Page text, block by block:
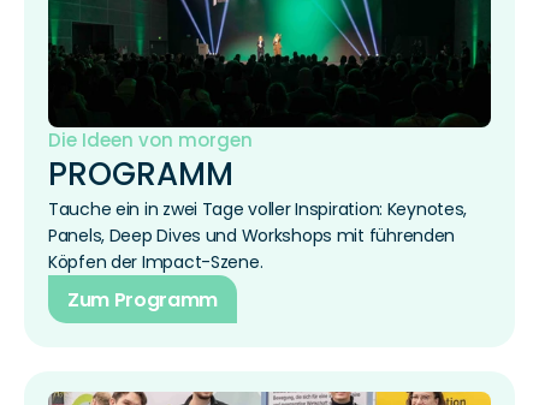
Die Ideen von morgen
PROGRAMM
Tauche ein in zwei Tage voller Inspiration: Keynotes,
Panels, Deep Dives und Workshops mit führenden
Köpfen der Impact-Szene.
Zum Programm